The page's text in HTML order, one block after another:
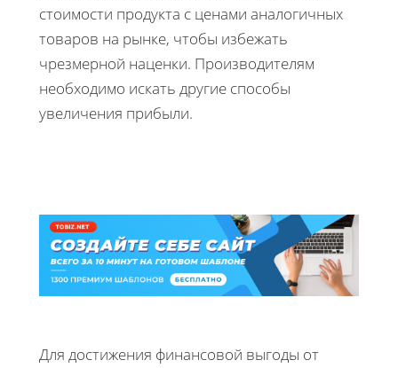
стоимости продукта с ценами аналогичных
товаров на рынке, чтобы избежать
чрезмерной наценки. Производителям
необходимо искать другие способы
увеличения прибыли.
Для достижения финансовой выгоды от